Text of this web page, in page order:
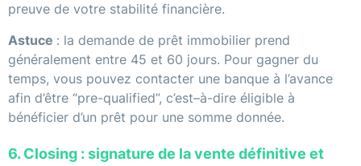
preuve de votre stabilité financière.
Astuce : la demande de prêt immobilier prend
généralement entre 45 et 60 jours. Pour gagner du
temps, vous pouvez contacter une banque à l’avance
afin d’être “pre-qualified”, c’est–à-dire éligible à
bénéficier d’un prêt pour une somme donnée.
6. Closing : signature de la vente définitive et